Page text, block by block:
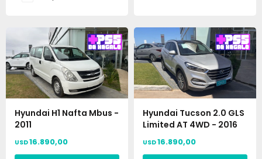
Hyundai H1 Nafta Mbus -
2011
USD16.890,00
Hyundai Tucson 2.0 GLS
Limited AT 4WD - 2016
USD16.890,00